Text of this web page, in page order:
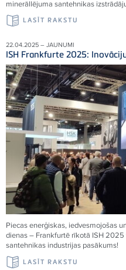
minerāllējuma santehnikas
LASĪT RAKSTU
22.04.2025 – JAUNUMI
ISH Frankfurte 2025:
Piecas enerģiskas, iedvesmojošas
dienas – Frankfurtē rīkotā ISH
santehnikas industrijas pasākums!
LASĪT RAKSTU